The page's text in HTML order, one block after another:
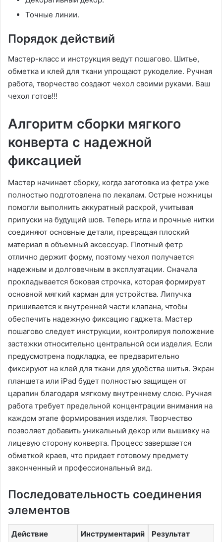
Точные линии.
Порядок действий
Мастер-класс и инструкция ведут пошагово. Шитье,
обметка и клей для ткани упрощают рукоделие. Ручная
работа, творчество создают чехол своими руками. Ваш
чехол готов!!!
Алгоритм сборки мягкого
конверта с надежной
фиксацией
Мастер начинает сборку, когда заготовка из фетра уже
полностью подготовлена по лекалам. Острые ножницы
помогли выполнить аккуратный раскрой, учитывая
припуски на будущий шов. Теперь игла и прочные нитки
соединяют основные детали, превращая плоский
материал в объемный аксессуар. Плотный фетр
отлично держит форму, поэтому чехол получается
надежным и долговечным в эксплуатации. Сначала
прокладывается боковая строчка, которая формирует
основной мягкий карман для устройства. Липучка
пришивается к внутренней части клапана, чтобы
обеспечить надежную фиксацию гаджета. Мастер
пошагово следует инструкции, контролируя положение
застежки относительно центральной оси изделия. Если
предусмотрена подкладка, ее предварительно
фиксируют на клей для ткани для удобства шитья. Экран
планшета или iPad будет полностью защищен от
царапин благодаря мягкому внутреннему слою. Ручная
работа требует предельной концентрации внимания на
каждом этапе формирования изделия. Творчество
позволяет добавить уникальный декор или вышивку на
лицевую сторону конверта. Процесс завершается
обметкой краев, что придает готовому предмету
законченный и профессиональный вид.
Последовательность соединения
элементов
Действие Инструментарий Результат